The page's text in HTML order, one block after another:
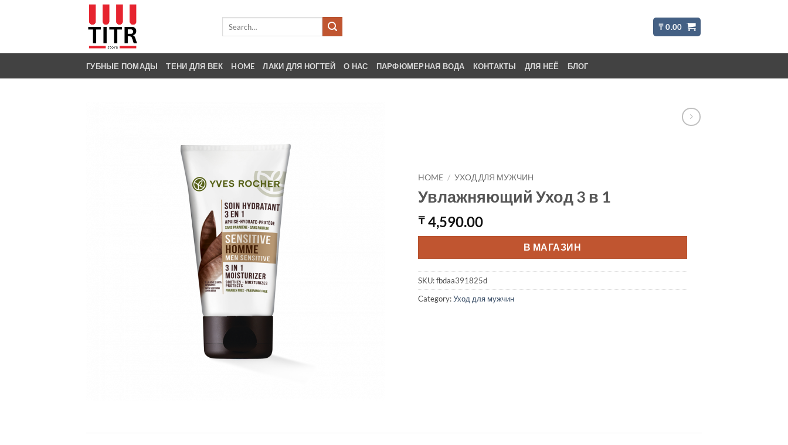
₸0.00
ГУБНЫЕ ПОМАДЫ ТЕНИ ДЛЯ ВЕК HOME ЛАКИ ДЛЯ НОГТЕЙ О НАС ПАРФЮМЕРНАЯ ВОДА КОНТАКТЫ ДЛЯ НЕЁ БЛОГ
HOME / УХОД ДЛЯ МУЖЧИН
Увлажняющий Уход 3 в 1
₸4,590.00
В МАГАЗИН
SKU:fbdaa391825d
Category:Уход для мужчин